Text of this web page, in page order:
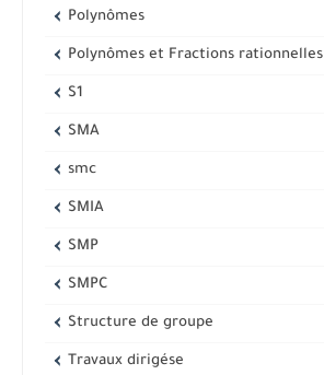
Polynômes
Polynômes et Fractions rationnelles
S1
SMA
smc
SMIA
SMP
SMPC
Structure de groupe
Travaux dirigése